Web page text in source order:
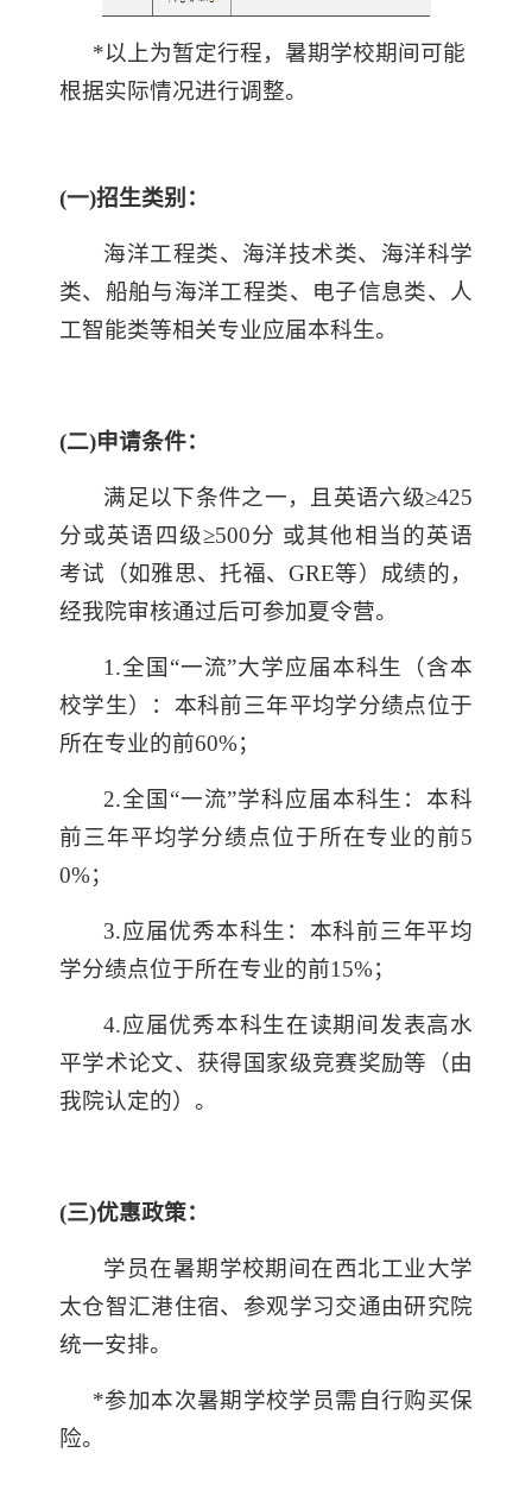
*以上为暂定行程，暑期学校期间可能
根据实际情况进行调整。
(一)招生类别：
海洋工程类、海洋技术类、海洋科学
类、船舶与海洋工程类、电子信息类、人
工智能类等相关专业应届本科生。
(二)申请条件：
满足以下条件之一，且英语六级≥425
分或英语四级≥500分 或其他相当的英语
考试（如雅思、托福、GRE等）成绩的，
经我院审核通过后可参加夏令营。
1.全国“一流”大学应届本科生（含本
校学生）：本科前三年平均学分绩点位于
所在专业的前60%；
2.全国“一流”学科应届本科生：本科
前三年平均学分绩点位于所在专业的前5
0%；
3.应届优秀本科生：本科前三年平均
学分绩点位于所在专业的前15%；
4.应届优秀本科生在读期间发表高水
平学术论文、获得国家级竞赛奖励等（由
我院认定的）。
(三)优惠政策：
学员在暑期学校期间在西北工业大学
太仓智汇港住宿、参观学习交通由研究院
统一安排。
*参加本次暑期学校学员需自行购买保
险。